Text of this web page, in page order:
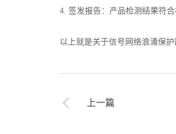
4. 签发报告：产品检测结果符
以上就是关于信号网络浪涌保
上一篇